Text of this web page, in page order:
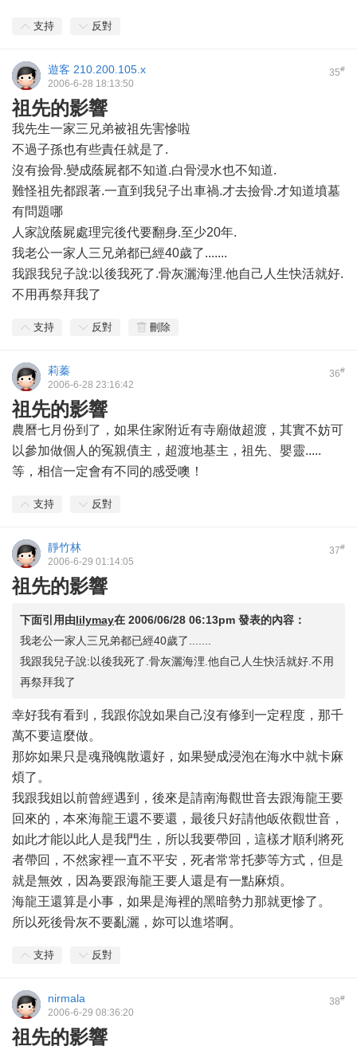
支持 反對
35#
遊客 210.200.105.x
2006-6-28 18:13:50
祖先的影響
我先生一家三兄弟被祖先害慘啦
不過子孫也有些責任就是了.
沒有撿骨.變成蔭屍都不知道.白骨浸水也不知道.
難怪祖先都跟著.一直到我兒子出車禍.才去撿骨.才知道墳墓
有問題哪
人家說蔭屍處理完後代要翻身.至少20年.
我老公一家人三兄弟都已經40歲了.......
我跟我兒子說:以後我死了.骨灰灑海浬.他自己人生快活就好.
不用再祭拜我了
支持 反對 刪除
36#
莉蓁
2006-6-28 23:16:42
祖先的影響
農曆七月份到了，如果住家附近有寺廟做超渡，其實不妨可
以參加做個人的冤親債主，超渡地基主，祖先、嬰靈.....
等，相信一定會有不同的感受噢！
支持 反對
37#
靜竹林
2006-6-29 01:14:05
祖先的影響
下面引用由lilymay在 2006/06/28 06:13pm 發表的內容：
我老公一家人三兄弟都已經40歲了.......
我跟我兒子說:以後我死了.骨灰灑海浬.他自己人生快活就好.不用
再祭拜我了
幸好我有看到，我跟你說如果自己沒有修到一定程度，那千
萬不要這麼做。
那妳如果只是魂飛魄散還好，如果變成浸泡在海水中就卡麻
煩了。
我跟我姐以前曾經遇到，後來是請南海觀世音去跟海龍王要
回來的，本來海龍王還不要還，最後只好請他皈依觀世音，
如此才能以此人是我門生，所以我要帶回，這樣才順利將死
者帶回，不然家裡一直不平安，死者常常托夢等方式，但是
就是無效，因為要跟海龍王要人還是有一點麻煩。
海龍王還算是小事，如果是海裡的黑暗勢力那就更慘了。
所以死後骨灰不要亂灑，妳可以進塔啊。
支持 反對
38#
nirmala
2006-6-29 08:36:20
祖先的影響